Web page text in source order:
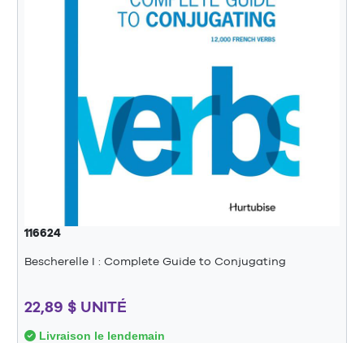
116624
Bescherelle I : Complete Guide to Conjugating
22,89 $ UNITÉ
Livraison le lendemain